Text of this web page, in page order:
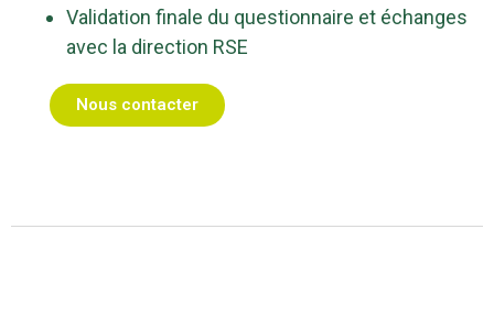
Validation finale du questionnaire et échanges
avec la direction RSE
Nous contacter